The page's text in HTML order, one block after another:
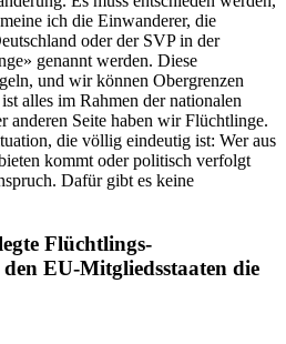
ich die Einwanderer, die
oder der SVP in der
genannt werden. Diese
und wir können Obergrenzen
alles im Rahmen der nationalen
anderen Seite haben wir Flüchtlinge.
die völlig eindeutig ist: Wer aus
kommt oder politisch verfolgt
Dafür gibt es keine
Flüchtlings-
EU-Mitgliedsstaaten die